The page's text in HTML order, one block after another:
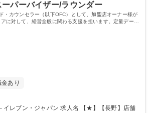
パーバイザー/ラウンダー
・カウンセラー（以下OFC）として、加盟店オーナー様が
に対して、経営全般に関わる支援を担います。定量データ
します。
あり
パン 求人名 【★】【長野】店舗